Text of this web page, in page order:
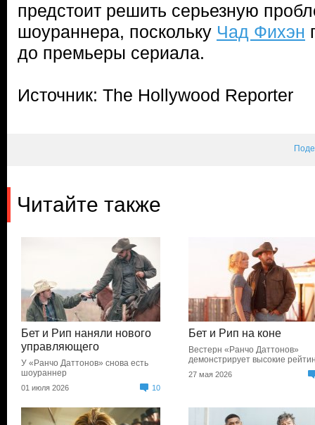
предстоит решить серьезную
шоураннера, поскольку Чад Фихэн
до премьеры сериала.
Источник: The Hollywood Reporter
Читайте также
Бет и Рип наняли нового
управляющего
У «Ранчо Даттонов» снова есть
шоураннер
01 июля 2026 10
Бет и Рип на коне
Вестерн «Ранчо Даттонов»
демонстрирует высокие
27 мая 2026